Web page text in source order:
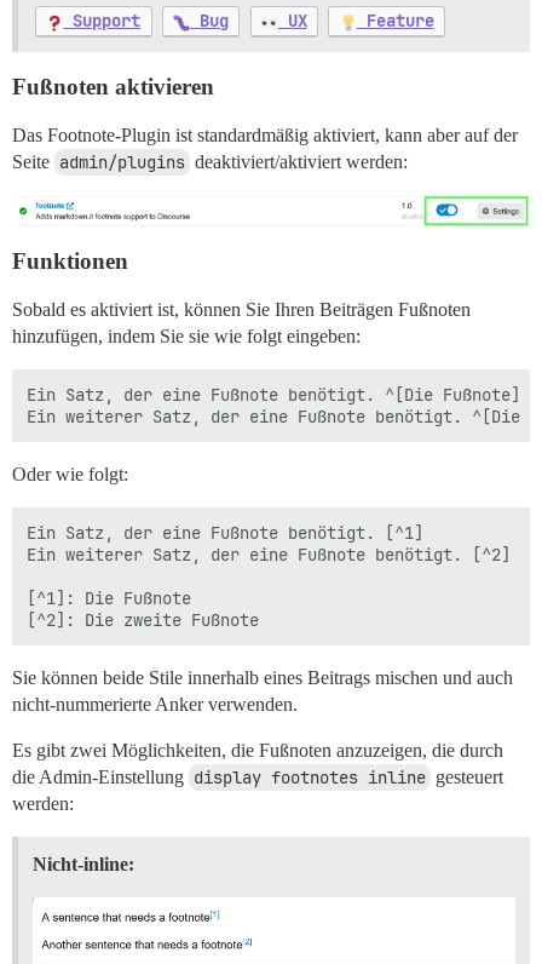
Support Bug UX Feature
Fußnoten aktivieren
Das Footnote-Plugin ist standardmäßig aktiviert, kann aber auf der
Seite admin/plugins deaktiviert/aktiviert werden:
Funktionen
Sobald es aktiviert ist, können Sie Ihren Beiträgen Fußnoten
hinzufügen, indem Sie sie wie folgt eingeben:
Ein Satz, der eine Fußnote benötigt. ^[Die Fußnote]
Oder wie folgt:
Ein Satz, der eine Fußnote benötigt. [^1]
Ein weiterer Satz, der eine Fußnote benötigt. [^2]
[^1]: Die Fußnote
Sie können beide Stile innerhalb eines Beitrags mischen und auch
nicht-nummerierte Anker verwenden.
Es gibt zwei Möglichkeiten, die Fußnoten anzuzeigen, die durch
die Admin-Einstellung display footnotes inline gesteuert
werden:
Nicht-inline: